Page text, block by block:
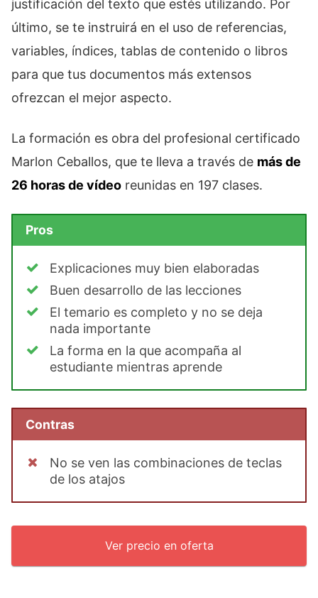
justificación del texto que estés utilizando. Por
último, se te instruirá en el uso de referencias,
variables, índices, tablas de contenido o libros
para que tus documentos más extensos
ofrezcan el mejor aspecto.
La formación es obra del profesional certificado
Marlon Ceballos, que te lleva a través de más de
26 horas de vídeo reunidas en 197 clases.
Pros
Explicaciones muy bien elaboradas
Buen desarrollo de las lecciones
El temario es completo y no se deja
nada importante
La forma en la que acompaña al
estudiante mientras aprende
Contras
No se ven las combinaciones de teclas
de los atajos
Ver precio en oferta